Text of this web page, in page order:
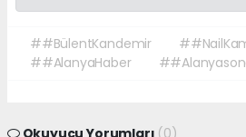
##BülentKandemir
##AlanyaHaber
Okuyucu Yorumları (0)